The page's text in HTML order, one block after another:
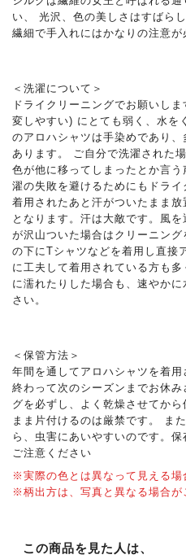
い、 光沢、色の美しさはすばら
繊細で手入れにはかなりの注意が
＜洗濯について＞
ドライクリーニングでお願いし
変しやすい) にとても弱く、水を
のアロハシャツは手染めであり
あります。 ご自分で洗濯された
色が他に移ってしまったとか言
濯の失敗を避けるためにもドライ
着用されたあと汗がついたまま
となります。汗は大敵です。風
が沢山ついた場合はクリーニン
の下にTシャツなどを着用し直接
に工夫して着用されている方も
に濡れたりした場合も、速やか
さい。
＜保管方法＞
年間を通してアロハシャツを着
終わって次のシーズンまでお休
グを必ずし、よく乾燥させてか
まま片付けるのは厳禁です。 ま
ら、虫害にあいやすいのです。
ご注意ください
※実際の色とは異なって見える場
※柄出方は、写真と異なる場合が
この商品を見た人は、